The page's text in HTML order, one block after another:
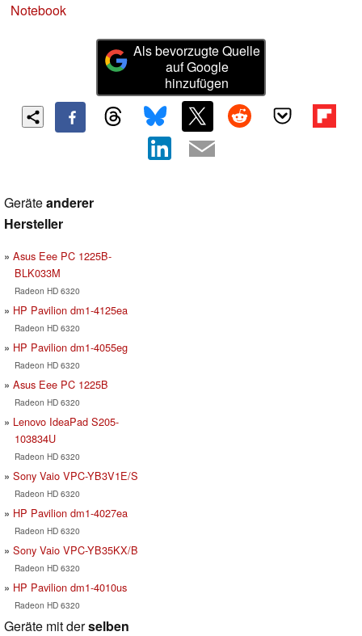
Notebook
Als bevorzugte Quelle
auf Google
hinzufügen
Geräteanderer
Hersteller
Asus Eee PC 1225B-
BLK033M
Radeon HD 6320
HP Pavilion dm1-4125ea
Radeon HD 6320
HP Pavilion dm1-4055eg
Radeon HD 6320
Asus Eee PC 1225B
Radeon HD 6320
Lenovo IdeaPad S205-
103834U
Radeon HD 6320
Sony Vaio VPC-YB3V1E/S
Radeon HD 6320
HP Pavilion dm1-4027ea
Radeon HD 6320
Sony Vaio VPC-YB35KX/B
Radeon HD 6320
HP Pavilion dm1-4010us
Radeon HD 6320
Geräte mit derselben